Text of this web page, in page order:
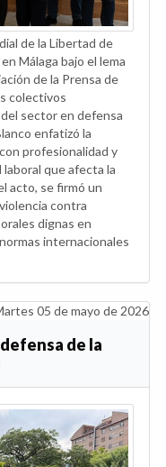
de la Libertad de
Málaga bajo el lema
de la Prensa de
colectivos
sector en defensa
enfatizó la
profesionalidad y
que afecta la
acto, se firmó un
contra
dignas en
internacionales
05 de mayo de 2026
de la